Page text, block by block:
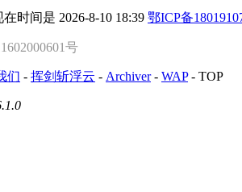
时间是 2026-8-10 18:39 鄂ICP备
号
们 - 挥剑斩浮云 - Archiver- WAP- TOP